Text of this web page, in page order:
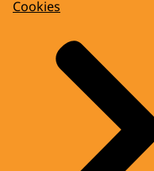
Cookies